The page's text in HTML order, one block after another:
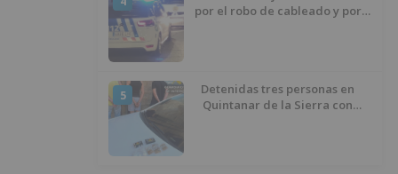
por el robo de cableado y por
5
Detenidas tres personas en
Quintanar de la Sierra con